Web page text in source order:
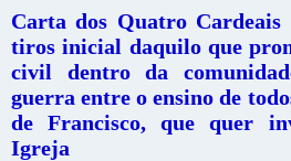
Carta dos Quatro Cardeais
tiros inicial daquilo que
civil dentro da
guerra entre o ensino de
de Francisco, que quer
Igreja